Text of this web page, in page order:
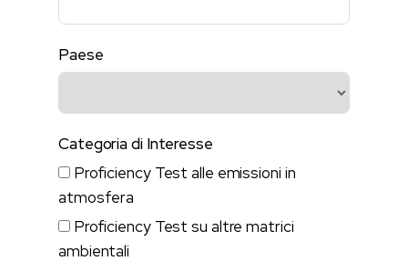
Paese
Categoria di Interesse
Proficiency Test alle emissioni in
atmosfera
Proficiency Test su altre matrici
ambientali